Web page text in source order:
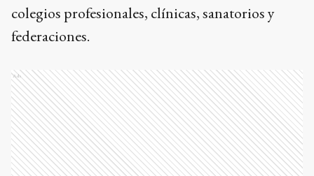
colegios profesionales, clínicas, sanatorios y
federaciones.
Ads